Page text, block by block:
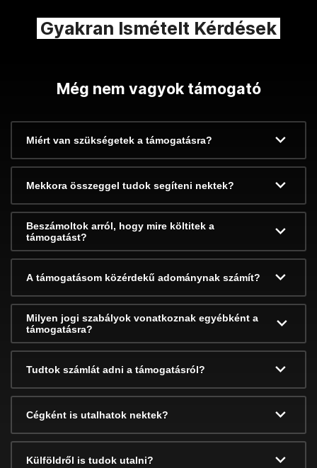
Gyakran Ismételt Kérdések
Még nem vagyok támogató
Miért van szükségetek a támogatásra?
Mekkora összeggel tudok segíteni nektek?
Beszámoltok arról, hogy mire költitek a
támogatást?
A támogatásom közérdekű adománynak számít?
Milyen jogi szabályok vonatkoznak egyébként a
támogatásra?
Tudtok számlát adni a támogatásról?
Cégként is utalhatok nektek?
Külföldről is tudok utalni?